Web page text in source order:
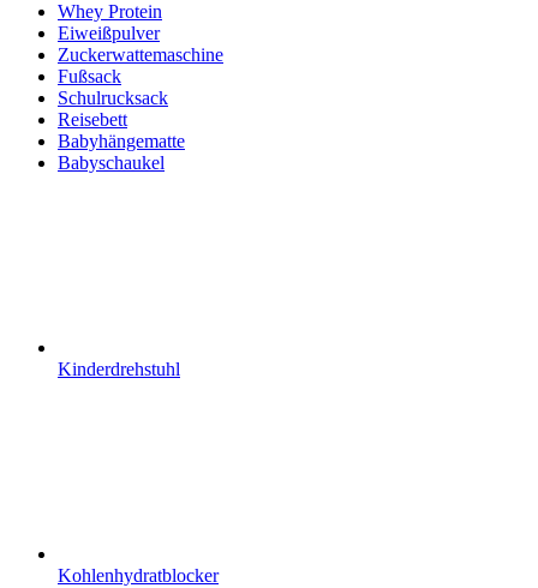
Whey Protein
Eiweißpulver
Zuckerwattemaschine
Fußsack
Schulrucksack
Reisebett
Babyhängematte
Babyschaukel
Kinderdrehstuhl
Kohlenhydratblocker